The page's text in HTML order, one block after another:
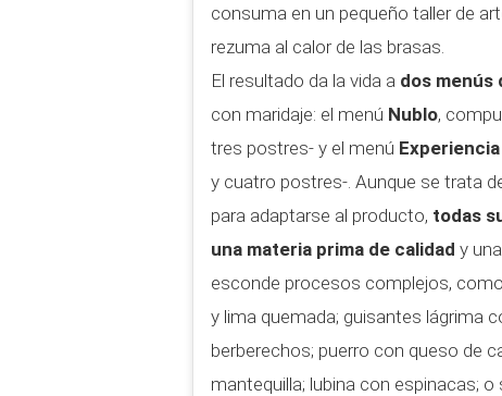
consuma en un pequeño taller de
rezuma al calor de las brasas.
El resultado da la vida a dos
con maridaje: el menú Nublo,
tres postres- y el menú
y cuatro postres-. Aunque se trata
para adaptarse al producto, todas
una materia prima de calidad y
esconde procesos complejos,
y lima quemada; guisantes lágrima
berberechos; puerro con queso de
mantequilla; lubina con espinacas;